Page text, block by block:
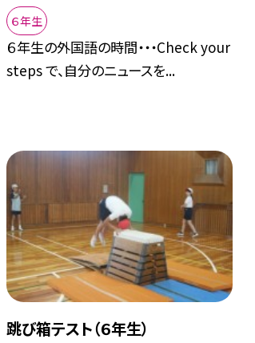
６年生
６年生の外国語の時間・・・Check your
steps で、自分のニュースを...
跳び箱テスト（６年生）